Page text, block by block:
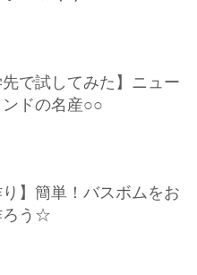
先で試してみた】ニュー
ンドの名産○○
り】簡単！バスボムをお
ろう☆